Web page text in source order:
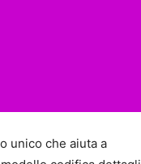
unico che aiuta a